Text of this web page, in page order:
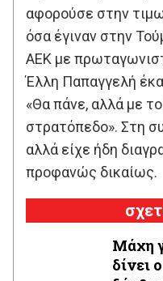
αφορούσε στην
όσα έγιναν στην
ΑΕΚ με
Έλλη Παπαγγελή
«Θα πάνε, αλλά με
στρατόπεδο». Στη
αλλά είχε ήδη
προφανώς δικαίως.
Μάχη
δίνει